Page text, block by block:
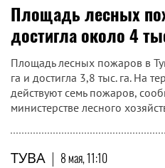
Площадь лесных
достигла около 4
Площадь лесных пожаров в
га и достигла 3,8 тыс. га. На
действуют семь пожаров,
министерстве лесного
ТУВА | 8 мая, 11:10